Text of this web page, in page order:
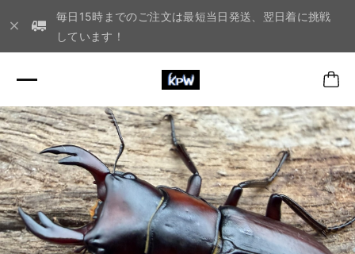
毎日15時までのご注文は最短当日発送、翌日着に挑戦
しています！